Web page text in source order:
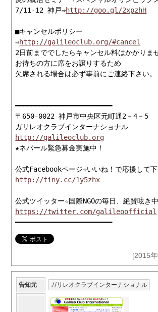
7/11-12 神戸⇒http://goo.gl/2xpzhH
■キャンセルポリシー
⇒http://galileoclub.org/#cancel
2日前まででしたらキャンセル料はかかりま
お待ちの方に席をお譲りするため
欠席される場合は必ず事前にご連絡下さい。
━━━━━━━━━━━━━━━━━━━━━━━━
〒650-0022 神戸市中央区元町通2－4－5
http://galileoclub.org
★ネパール緊急募金実施中！
http://tiny.cc/1y5zhx
https://twitter.com/galileoofficial
━━━━━━━━━━━━━━━━━━━━━━━━
[2015
告知元 ガリレオクラブインターナショナル